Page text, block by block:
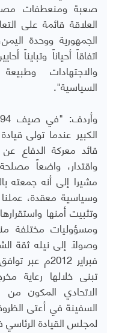
صعبة ومنعطفات
العلاقة قائمة على
الجمهورية ووحدة
اتفاقاً أحياناً وتبايناً
والاجتهادات
السياسية".
الكبير عندما تولى
قائد معركة الدفاع
واقتدار، واضعاً
مشيرا إلى أنه جمعته
وسياسية معقدة،
وتثبيت أمنها
ومسؤوليات مختلفة
وصولاً إلى نيله ثقة
فبراير 2012م
تبنى خلالها رعاية
الاتحادي المكون
السفينة في أعتى
لمجلس القيادة الرئاسي في